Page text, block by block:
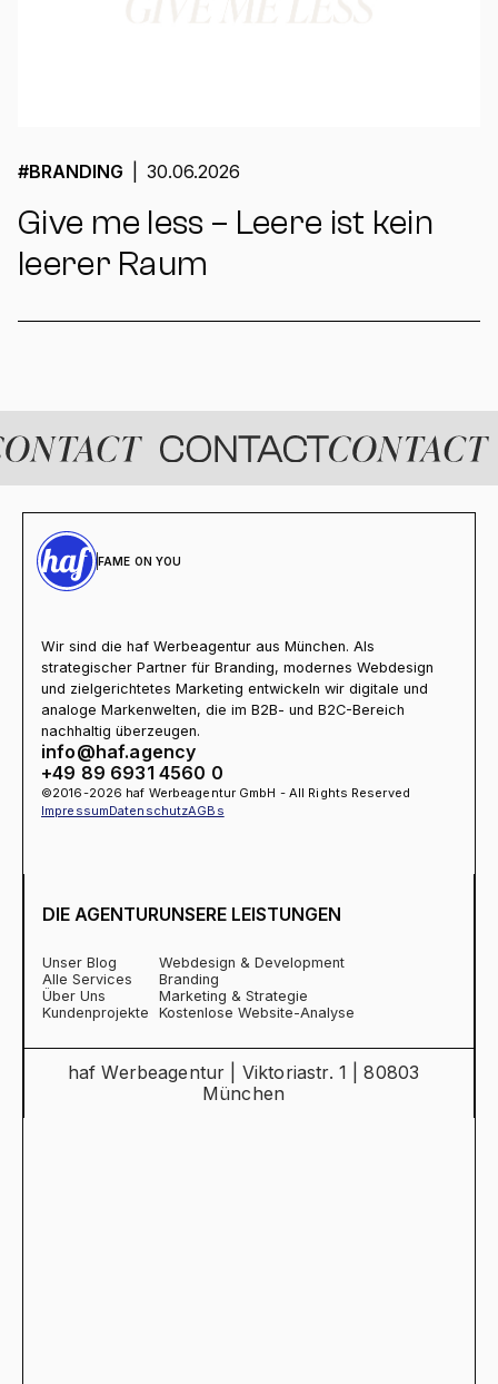
#BRANDING 30.06.2026
Give me less – Leere ist kein
leerer Raum
FAME ON YOU
Wir sind die haf Werbeagentur aus München. Als
strategischer Partner für Branding, modernes Webdesign
und zielgerichtetes Marketing entwickeln wir digitale und
analoge Markenwelten, die im B2B- und B2C-Bereich
nachhaltig überzeugen.
info@haf.agency
+49 89 6931 4560 0
©2016-2026 haf Werbeagentur GmbH - All Rights Reserved
ImpressumDatenschutzAGBs
DIE AGENTUR
Unser Blog
Alle Services
Über Uns
Kundenprojekte
UNSERE LEISTUNGEN
Webdesign & Development
Branding
Marketing & Strategie
Kostenlose Website-Analyse
haf Werbeagentur | Viktoriastr. 1 | 80803
München